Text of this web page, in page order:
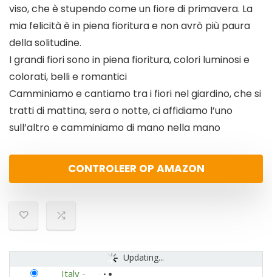
viso, che è stupendo come un fiore di primavera. La
mia felicità è in piena fioritura e non avrò più paura
della solitudine.
I grandi fiori sono in piena fioritura, colori luminosi e
colorati, belli e romantici
Camminiamo e cantiamo tra i fiori nel giardino, che si
tratti di mattina, sera o notte, ci affidiamo l’uno
sull’altro e camminiamo di mano nella mano
CONTROLEER OP AMAZON
Updating...
Italy -